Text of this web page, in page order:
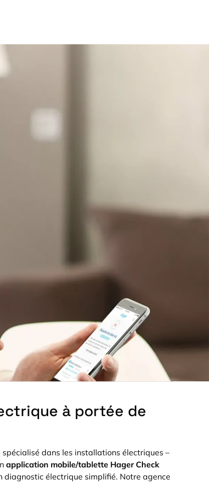
à portée de
dans les installations électriques –
application mobile/tablette Hager Check
électrique simplifié. Notre agence